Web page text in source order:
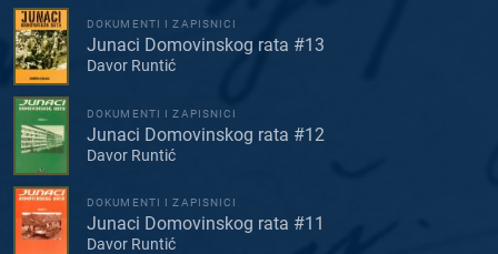
DOKUMENTI I ZAPISNICI
Junaci Domovinskog rata #13
Davor Runtić
DOKUMENTI I ZAPISNICI
Junaci Domovinskog rata #12
Davor Runtić
DOKUMENTI I ZAPISNICI
Junaci Domovinskog rata #11
Davor Runtić